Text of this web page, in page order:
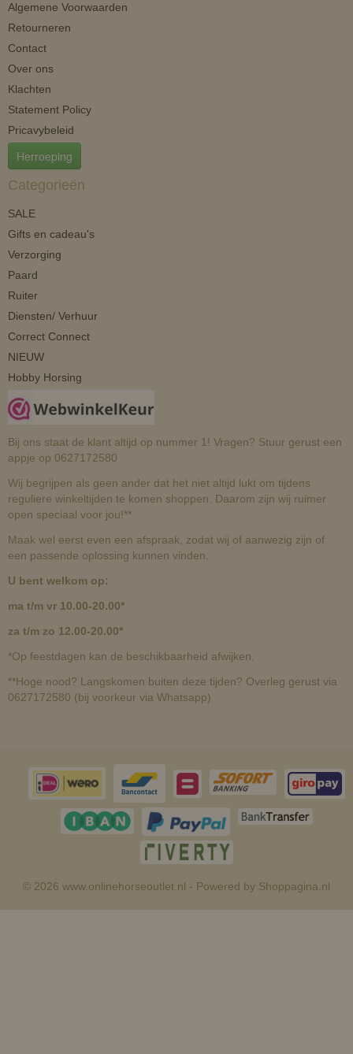
Algemene Voorwaarden
Retourneren
Contact
Over ons
Klachten
Statement Policy
Pricavybeleid
Herroeping
Categorieën
SALE
Gifts en cadeau's
Verzorging
Paard
Ruiter
Diensten/ Verhuur
Correct Connect
NIEUW
Hobby Horsing
Bij ons staat de klant altijd op nummer 1! Vragen? Stuur gerust een
appje op 0627172580
Wij begrijpen als geen ander dat het niet altijd lukt om tijdens
reguliere winkeltijden te komen shoppen. Daarom zijn wij ruimer
open speciaal voor jou!**
Maak wel eerst even een afspraak, zodat wij of aanwezig zijn of
een passende oplossing kunnen vinden.
U bent welkom op:
ma t/m vr 10.00-20.00*
za t/m zo 12.00-20.00*
*Op feestdagen kan de beschikbaarheid afwijken.
**Hoge nood? Langskomen buiten deze tijden? Overleg gerust via
0627172580 (bij voorkeur via Whatsapp)
© 2026 www.onlinehorseoutlet.nl - Powered by Shoppagina.nl